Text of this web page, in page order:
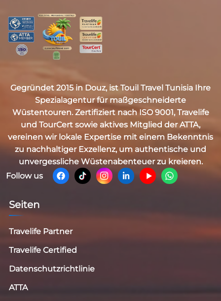
Gegründet 2015 in Douz, istTouil Travel Tunisia Ihre
Spezialagentur für maßgeschneiderte
Wüstentouren. Zertifiziert nach ISO 9001, Travelife
und TourCert sowie aktives Mitglied derATTA,
vereinen wir lokale Expertise mit einem Bekenntnis
zu nachhaltiger Exzellenz, um authentische und
unvergessliche Wüstenabenteuer zu kreieren.
Follow us
Seiten
Travelife Partner
Travelife Certified
Datenschutzrichtlinie
ATTA